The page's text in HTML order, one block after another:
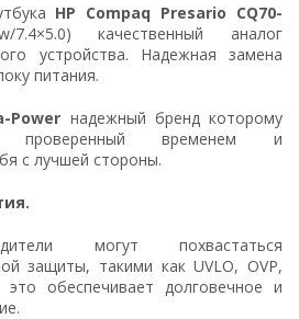
HP Compaq Presario CQ70-
7.4×5.0) качественный аналог
устройства. Надежная замена
питания.
Power надежный бренд которому
проверенный временем и
с лучшей стороны.
могут похвастаться
защиты, такими как UVLO, OVP,
обеспечивает долговечное и